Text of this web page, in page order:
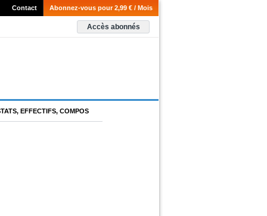
Abonnez-vous pour 2,99 € / Mois
Contact
Accès abonnés
EFFECTIFS, COMPOS